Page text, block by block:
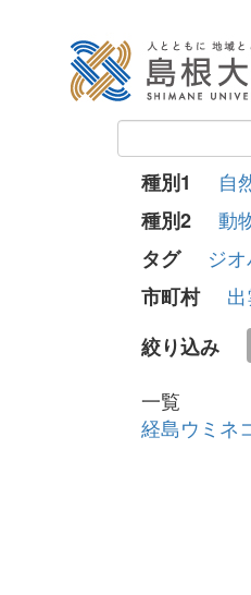
種別1 自
種別2 動
タグ ジ
市町村
絞り込み
一覧
経島ウミネ